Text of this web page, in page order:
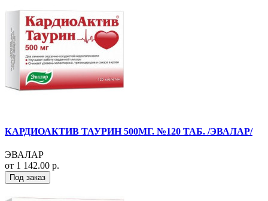
КАРДИОАКТИВ ТАУРИН 500МГ. №120 ТАБ. /ЭВАЛАР/
ЭВАЛАР
от 1 142.00 р.
Под заказ